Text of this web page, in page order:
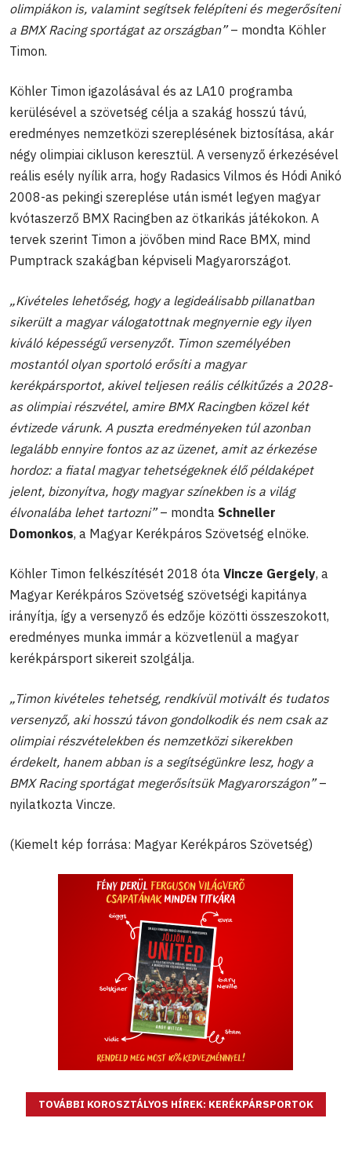
olimpiákon is, valamint segítsek felépíteni és megerősíteni
a BMX Racing sportágat az országban”– mondta Köhler
Timon.
Köhler Timon igazolásával és az LA10 programba
kerülésével a szövetség célja a szakág hosszú távú,
eredményes nemzetközi szereplésének biztosítása, akár
négy olimpiai cikluson keresztül. A versenyző érkezésével
reális esély nyílik arra, hogy Radasics Vilmos és Hódi Anikó
2008-as pekingi szereplése után ismét legyen magyar
kvótaszerző BMX Racingben az ötkarikás játékokon. A
tervek szerint Timon a jövőben mind Race BMX, mind
Pumptrack szakágban képviseli Magyarországot.
„Kivételes lehetőség, hogy a legideálisabb pillanatban
sikerült a magyar válogatottnak megnyernie egy ilyen
kiváló képességű versenyzőt. Timon személyében
mostantól olyan sportoló erősíti a magyar
kerékpársportot, akivel teljesen reális célkitűzés a 2028-
as olimpiai részvétel, amire BMX Racingben közel két
évtizede várunk. A puszta eredményeken túl azonban
legalább ennyire fontos az az üzenet, amit az érkezése
hordoz: a fiatal magyar tehetségeknek élő példaképet
jelent, bizonyítva, hogy magyar színekben is a világ
élvonalába lehet tartozni”– mondta Schneller
Domonkos, a Magyar Kerékpáros Szövetség elnöke.
Köhler Timon felkészítését 2018 óta Vincze Gergely, a
Magyar Kerékpáros Szövetség szövetségi kapitánya
irányítja, így a versenyző és edzője közötti összeszokott,
eredményes munka immár a közvetlenül a magyar
kerékpársport sikereit szolgálja.
„Timon kivételes tehetség, rendkívül motivált és tudatos
versenyző, aki hosszú távon gondolkodik és nem csak az
olimpiai részvételekben és nemzetközi sikerekben
érdekelt, hanem abban is a segítségünkre lesz, hogy a
BMX Racing sportágat megerősítsük Magyarországon”–
nyilatkozta Vincze.
(Kiemelt kép forrása: Magyar Kerékpáros Szövetség)
TOVÁBBI KOROSZTÁLYOS HÍREK: KERÉKPÁRSPORTOK